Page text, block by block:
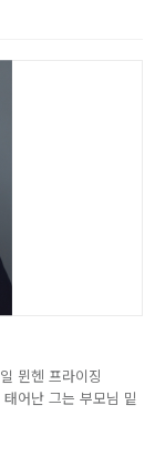
폴란드와 스위스 대
뮌헨 프라이징
어난 그는 부모님 밑
Fine Arts Stuttgart)